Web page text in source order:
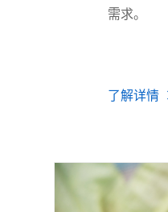
需求。
了解详情